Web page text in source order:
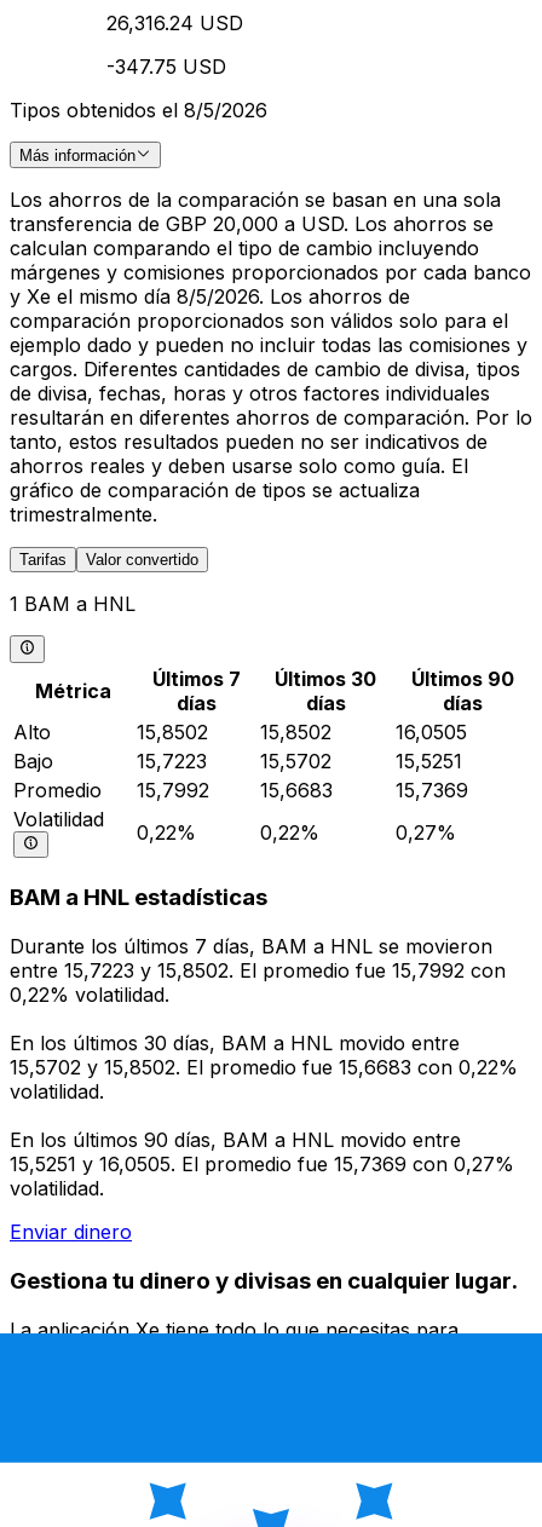
26,316.24 USD
-347.75 USD
Tipos obtenidos el 8/5/2026
Más información
Los ahorros de la comparación se basan en una sola
transferencia de GBP 20,000 a USD. Los ahorros se
calculan comparando el tipo de cambio incluyendo
márgenes y comisiones proporcionados por cada banco
y Xe el mismo día 8/5/2026. Los ahorros de
comparación proporcionados son válidos solo para el
ejemplo dado y pueden no incluir todas las comisiones y
cargos. Diferentes cantidades de cambio de divisa, tipos
de divisa, fechas, horas y otros factores individuales
resultarán en diferentes ahorros de comparación. Por lo
tanto, estos resultados pueden no ser indicativos de
ahorros reales y deben usarse solo como guía. El
gráfico de comparación de tipos se actualiza
trimestralmente.
Tarifas Valor convertido
1 BAM a HNL
Métrica
Últimos 7
días
Últimos 30
días
Últimos 90
días
Alto
15,8502 15,8502
16,0505
Bajo
15,7223 15,5702
15,5251
Promedio
15,7992 15,6683
15,7369
Volatilidad
0,22% 0,22% 0,27%
BAM a HNL estadísticas
Durante los últimos 7 días, BAM a HNL se movieron
entre 15,7223 y 15,8502. El promedio fue 15,7992 con
0,22% volatilidad.
En los últimos 30 días, BAM a HNL movido entre
15,5702 y 15,8502. El promedio fue 15,6683 con 0,22%
volatilidad.
En los últimos 90 días, BAM a HNL movido entre
15,5251 y 16,0505. El promedio fue 15,7369 con 0,27%
volatilidad.
Enviar dinero
Gestiona tu dinero y divisas en cualquier lugar.
La aplicación Xe tiene todo lo que necesitas para